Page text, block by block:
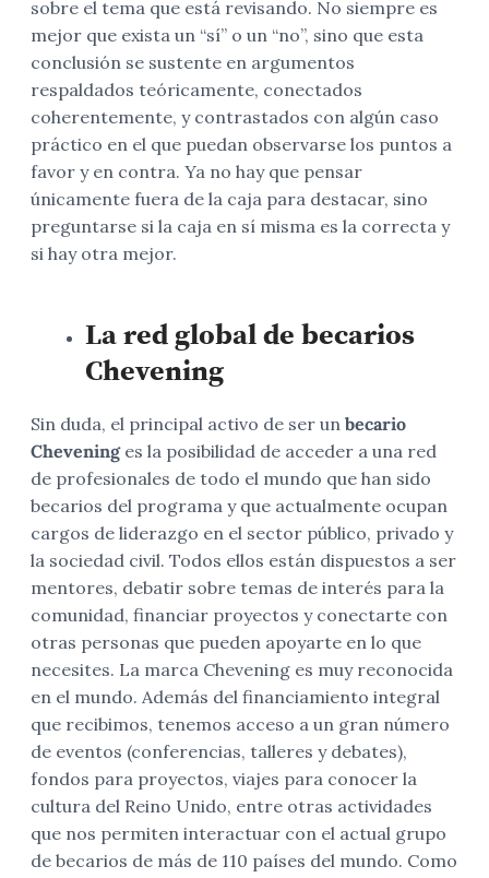
sobre el tema que está revisando. No siempre es
mejor que exista un “sí” o un “no”, sino que esta
conclusión se sustente en argumentos
respaldados teóricamente, conectados
coherentemente, y contrastados con algún caso
práctico en el que puedan observarse los puntos a
favor y en contra. Ya no hay que pensar
únicamente fuera de la caja para destacar, sino
preguntarse si la caja en sí misma es la correcta y
si hay otra mejor.
La red global de becarios
Chevening
Sin duda, el principal activo de ser un becario
Cheveninges la posibilidad de acceder a una red
de profesionales de todo el mundo que han sido
becarios del programa y que actualmente ocupan
cargos de liderazgo en el sector público, privado y
la sociedad civil. Todos ellos están dispuestos a ser
mentores, debatir sobre temas de interés para la
comunidad, financiar proyectos y conectarte con
otras personas que pueden apoyarte en lo que
necesites. La marca Chevening es muy reconocida
en el mundo. Además del financiamiento integral
que recibimos, tenemos acceso a un gran número
de eventos (conferencias, talleres y debates),
fondos para proyectos, viajes para conocer la
cultura del Reino Unido, entre otras actividades
que nos permiten interactuar con el actual grupo
de becarios de más de 110 países del mundo. Como